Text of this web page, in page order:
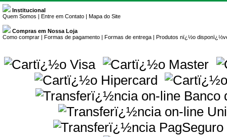
Institucional
Quem Somos
Entre em Contato Mapa do Site
Compras em Nossa Loja
Como comprar | Formas de pagamento | Formas de entrega | Produtos nï¿½o